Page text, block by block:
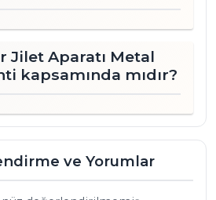
Jilet Aparatı Metal
kapsamında mıdır?
ve Yorumlar